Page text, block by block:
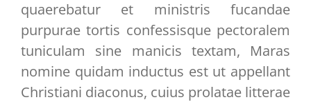
quaerebatur et ministris fucandae
purpurae tortis confessisque pectoralem
tuniculam sine manicis textam, Maras
nomine quidam inductus est ut appellant
Christiani diaconus, cuius prolatae litterae